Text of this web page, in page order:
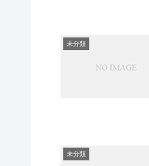
未分類
未分類